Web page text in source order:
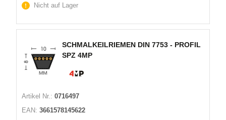
Nicht auf Lager
SCHMALKEILRIEMEN DIN 7753 - PROFIL
SPZ 4MP
Artikel Nr.: 0716497
EAN: 3661578145622